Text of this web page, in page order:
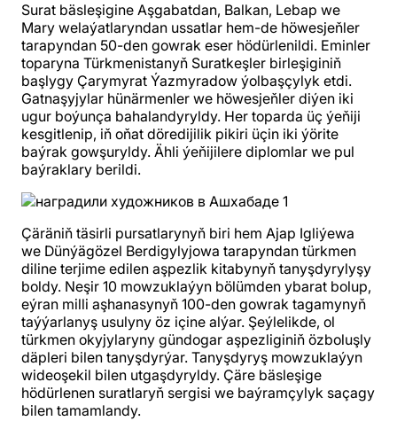
Surat bäsleşigine Aşgabatdan, Balkan, Lebap we
Mary welaýatlaryndan ussatlar hem-de höwesjeňler
tarapyndan 50-den gowrak eser hödürlenildi. Eminler
toparyna Türkmenistanyň Suratkeşler birleşiginiň
başlygy Çarymyrat Ýazmyradow ýolbaşçylyk etdi.
Gatnaşyjylar hünärmenler we höwesjeňler diýen iki
ugur boýunça bahalandyryldy. Her toparda üç ýeňiji
kesgitlenip, iň oňat döredijilik pikiri üçin iki ýörite
baýrak gowşuryldy. Ähli ýeňijilere diplomlar we pul
baýraklary berildi.
Çäräniň täsirli pursatlarynyň biri hem Ajap Igliýewa
we Dünýägözel Berdigylyjowa tarapyndan türkmen
diline terjime edilen aşpezlik kitabynyň tanyşdyrylyşy
boldy. Neşir 10 mowzuklaýyn bölümden ybarat bolup,
eýran milli aşhanasynyň 100-den gowrak tagamynyň
taýýarlanyş usulyny öz içine alýar. Şeýlelikde, ol
türkmen okyjylaryny gündogar aşpezliginiň özboluşly
däpleri bilen tanyşdyrýar. Tanyşdyryş mowzuklaýyn
wideoşekil bilen utgaşdyryldy. Çäre bäsleşige
hödürlenen suratlaryň sergisi we baýramçylyk saçagy
bilen tamamlandy.